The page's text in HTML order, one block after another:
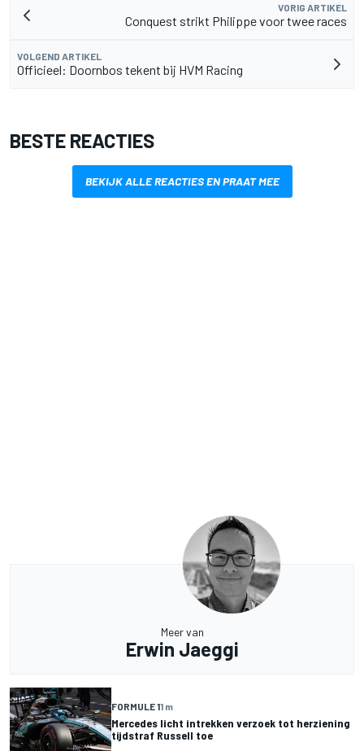
VORIG ARTIKEL
Conquest strikt Philippe voor twee races
VOLGEND ARTIKEL
Officieel: Doornbos tekent bij HVM Racing
BESTE REACTIES
BEKIJK ALLE REACTIES EN PRAAT MEE
Meer van
Erwin Jaeggi
FORMULE 11 m
Mercedes licht intrekken verzoek tot herziening
tijdstraf Russell toe